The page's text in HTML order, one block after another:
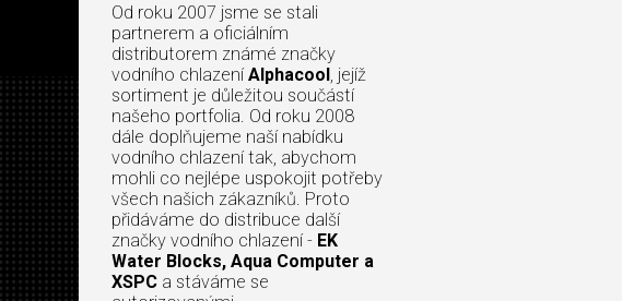
Od roku 2007 jsme se stali
partnerem a oficiálním
distributorem známé značky
vodního chlazení Alphacool, jejíž
sortiment je důležitou součástí
našeho portfolia. Od roku 2008
dále doplňujeme naší nabídku
vodního chlazení tak, abychom
mohli co nejlépe uspokojit potřeby
všech našich zákazníků. Proto
přidáváme do distribuce další
značky vodního chlazení - EK
Water Blocks, Aqua Computer a
XSPC a stáváme se